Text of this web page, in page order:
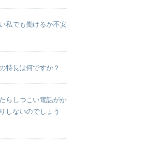
私でも働けるか不安
特長は何ですか？
らしつこい電話がか
しないのでしょう